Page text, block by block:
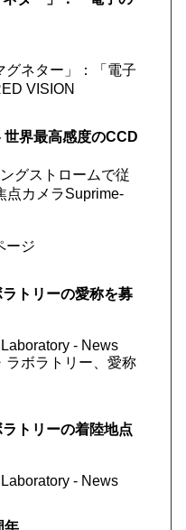
グネター」：「電子
VISION
界最高感度のCCD
グストロームで従
点カメラSuprime-
ージ
トリーの愛称を募
- News
ラボラトリー、愛称
トリーの着陸地点
- News
年